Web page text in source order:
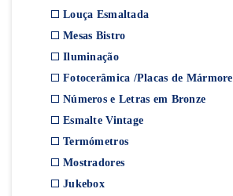
Louça Esmaltada
Mesas Bistro
Iluminação
Fotocerâmica /Placas de Mármore
Números e Letras em Bronze
Esmalte Vintage
Termómetros
Mostradores
Jukebox